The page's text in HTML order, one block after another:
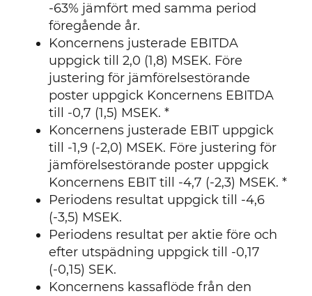
-63% jämfört med samma period
föregående år.
Koncernens justerade EBITDA
uppgick till 2,0 (1,8) MSEK. Före
justering för jämförelsestörande
poster uppgick Koncernens EBITDA
till -0,7 (1,5) MSEK. *
Koncernens justerade EBIT uppgick
till -1,9 (-2,0) MSEK. Före justering för
jämförelsestörande poster uppgick
Koncernens EBIT till -4,7 (-2,3) MSEK. *
Periodens resultat uppgick till -4,6
(-3,5) MSEK.
Periodens resultat per aktie före och
efter utspädning uppgick till -0,17
(-0,15) SEK.
Koncernens kassaflöde från den